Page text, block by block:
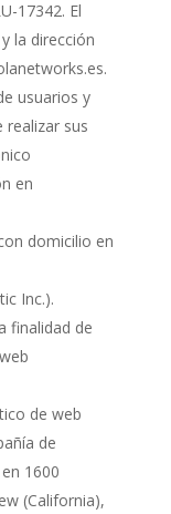
17342. El
la dirección
usuarios y
realizar sus
en
domicilio en
Inc.).
finalidad de
de web
de
1600
(California),